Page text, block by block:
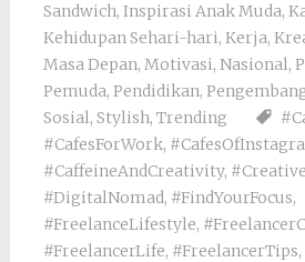
Sandwich, Inspirasi Anak Muda,
Kehidupan Sehari-hari, Kerja,
Masa Depan, Motivasi, Nasional,
Pemuda, Pendidikan,
Sosial, Stylish, Trending
#CafesForWork,
#CaffeineAndCreativity,
#DigitalNomad, #FindYourFocus,
#FreelanceLifestyle,
#FreelancerLife, #FreelancerTips,